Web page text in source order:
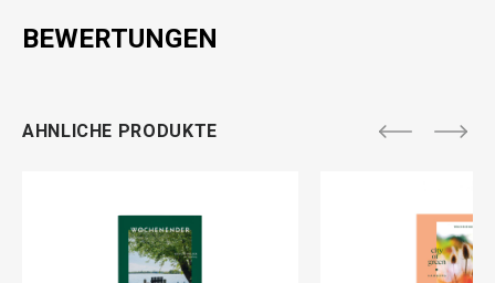
BEWERTUNGEN
AHNLICHE PRODUKTE